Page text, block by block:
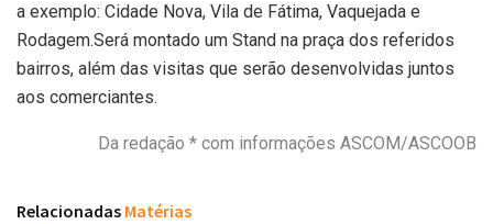
a exemplo: Cidade Nova, Vila de Fátima, Vaquejada e
Rodagem.Será montado um Stand na praça dos referidos
bairros, além das visitas que serão desenvolvidas juntos
aos comerciantes.
Da redação * com informações ASCOM/ASCOOB
Relacionadas Matérias